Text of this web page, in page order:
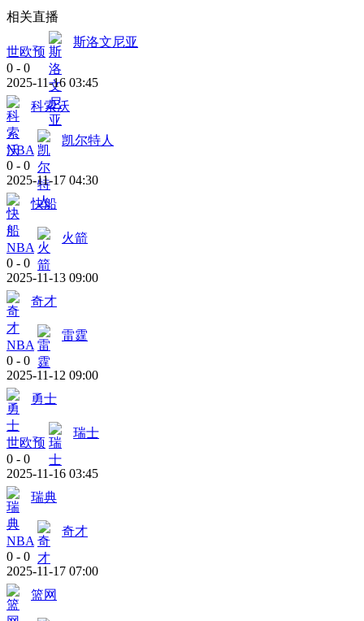
相关直播
世欧预
斯洛文尼亚
0 - 0
2025-11-16 03:45
科索沃
NBA
凯尔特人
0 - 0
2025-11-17 04:30
快船
NBA
火箭
0 - 0
2025-11-13 09:00
奇才
NBA
雷霆
0 - 0
2025-11-12 09:00
勇士
世欧预
瑞士
0 - 0
2025-11-16 03:45
瑞典
NBA
奇才
0 - 0
2025-11-17 07:00
篮网